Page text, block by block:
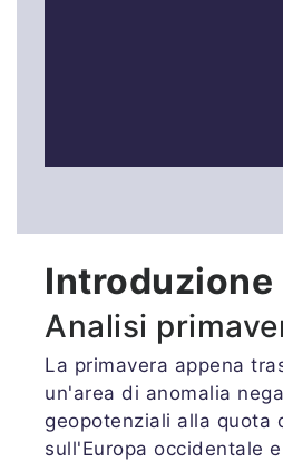
Introduzione
Analisi
La primavera appena
un'area di anomalia
geopotenziali alla quota
sull'Europa occidentale